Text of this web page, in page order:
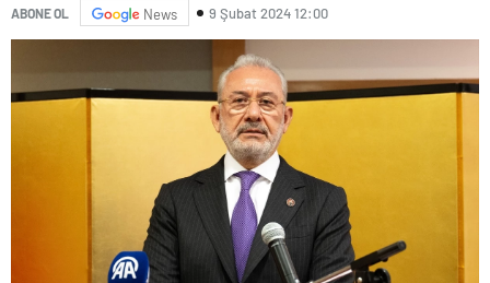
ABONE OL News 9 Şubat 2024 12:00